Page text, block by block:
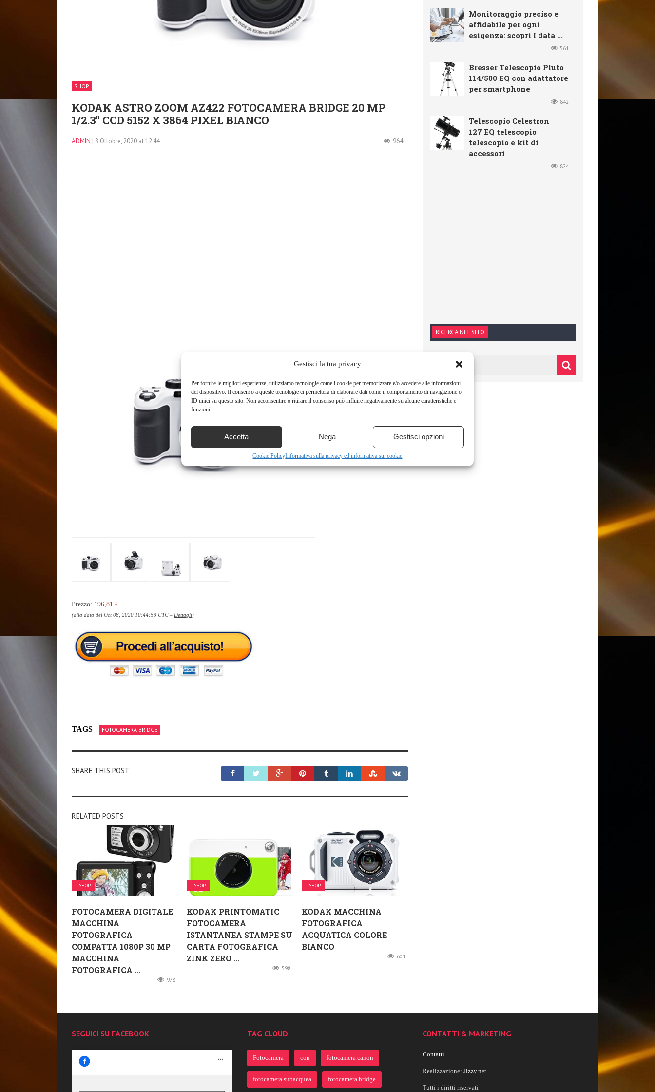
Gestisci la tua privacy
Per fornire le migliori esperienze, utilizziamo tecnologie come i cookie per memorizzare e/o accedere alle informazioni
del dispositivo. Il consenso a queste tecnologie ci permetterà di elaborare dati come il comportamento di navigazione o
ID unici su questo sito. Non acconsentire o ritirare il consenso può influire negativamente su alcune caratteristiche e
funzioni.
Accetta Nega Gestisci opzioni
Cookie PolicyInformativa sulla privacy ed informativa sui cookie
SHOP
KODAK ASTRO ZOOM AZ422 FOTOCAMERA BRIDGE 20 MP
1/2.3″ CCD 5152 X 3864 PIXEL BIANCO
ADMIN | 8 Ottobre, 2020 at 12:44 964
Prezzo: 196,81 €
(alla data del Oct 08, 2020 10:44:58 UTC – Dettagli)
TAGS FOTOCAMERA BRIDGE
SHARE THIS POST
RELATED POSTS
SHOP
FOTOCAMERA DIGITALE
MACCHINA
FOTOGRAFICA
COMPATTA 1080P 30 MP
MACCHINA
FOTOGRAFICA ...
978
SHOP
KODAK PRINTOMATIC
FOTOCAMERA
ISTANTANEA STAMPE SU
CARTA FOTOGRAFICA
ZINK ZERO ...
598
SHOP
KODAK MACCHINA
FOTOGRAFICA
ACQUATICA COLORE
BIANCO
601
Monitoraggio preciso e
affidabile per ogni
esigenza: scopri I data ...
561
Bresser Telescopio Pluto
114/500 EQ con adattatore
per smartphone
842
Telescopio Celestron
127 EQ telescopio
telescopio e kit di
accessori
824
RICERCA NEL SITO
SEGUICI SU FACEBOOK TAG CLOUD
Fotocamera con fotocamera canon
fotocamera subacquea fotocamera bridge
CONTATTI & MARKETING
Contatti
Realizzazione: Jizzy.net
Tutti i diritti riservati